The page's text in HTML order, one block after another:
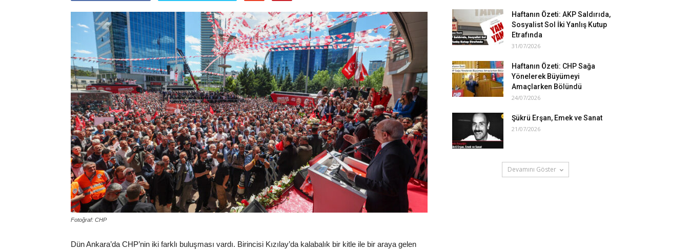
Fotoğraf: CHP
Dün Ankara’da CHP’nin iki farklı buluşması vardı. Birincisi Kızılay’da kalabalık bir kitle ile bir araya gelen
Haftanın Özeti: AKP Saldırıda,
Sosyalist Sol İki Yanlış Kutup
Etrafında
31/07/2026
Haftanın Özeti: CHP Sağa
Yönelerek Büyümeyi
Amaçlarken Bölündü
24/07/2026
Şükrü Erşan, Emek ve Sanat
21/07/2026
Devamını Göster